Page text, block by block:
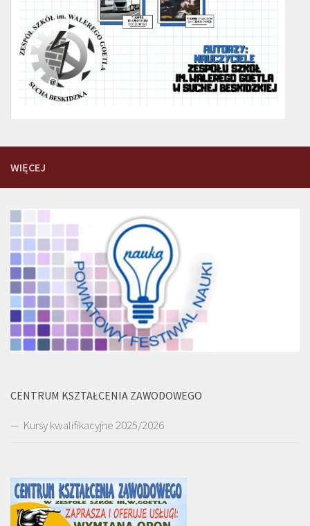
WIĘCEJ
CENTRUM KSZTAŁCENIA ZAWODOWEGO
Kursy kwalifikacyjne 2025/2026